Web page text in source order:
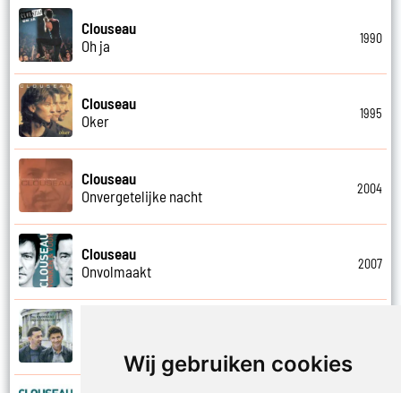
Wij gebruiken cookies
Clouseau
Oh ja
1990
Clouseau
Oker
1995
Clouseau
Onvergetelijke nacht
2004
Clouseau
Onvolmaakt
2007